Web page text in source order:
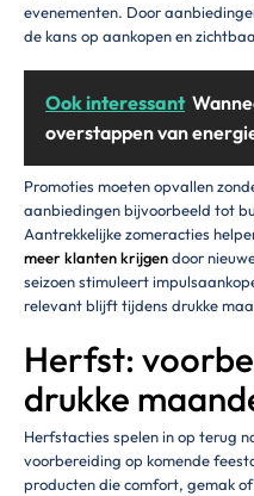
evenementen. Door
de kans op aankopen en
Ook interessant
overstappen van
Promoties moeten opvallen
aanbiedingen bijvoorbeeld tot
Aantrekkelijke zomeracties
meer klanten krijgendoor
seizoen stimuleert
relevant blijft tijdens drukke
Herfst:
drukke
Herfstacties spelen in op terug
voorbereiding op komende
producten die comfort, gemak